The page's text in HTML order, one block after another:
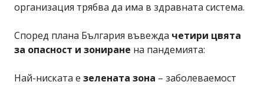
организация трябва да има в здравната система.
Според плана България въвежда четири цвята
за опасност и зониране на пандемията:
Най-ниската е зелената зона – заболеваемост